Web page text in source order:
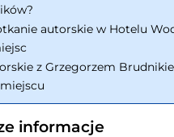
autorskie w Hotelu
z Grzegorzem
informacje